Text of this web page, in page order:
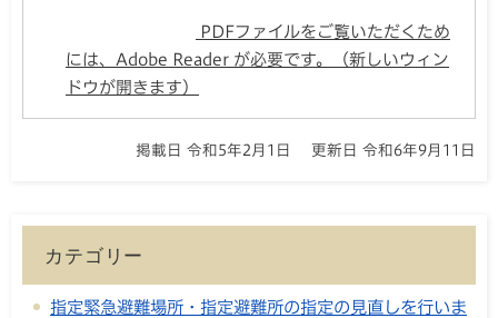
PDFファイルをご覧いただくため
には、Adobe Reader が必要です。（新しいウィン
ドウが開きます）
掲載日 令和5年2月1日 更新日 令和6年9月11日
カテゴリー
指定緊急避難場所・指定避難所の指定の見直しを行いま